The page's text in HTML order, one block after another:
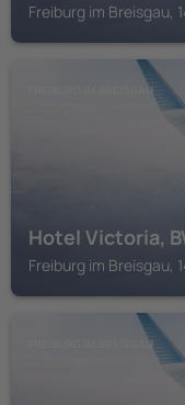
Freiburg im Breisgau,
FREIBURG IM BREISGAU
Hotel Victoria,
Freiburg im Breisgau,
FREIBURG IM BREISGAU